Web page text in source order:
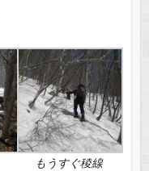
もうすぐ稜線